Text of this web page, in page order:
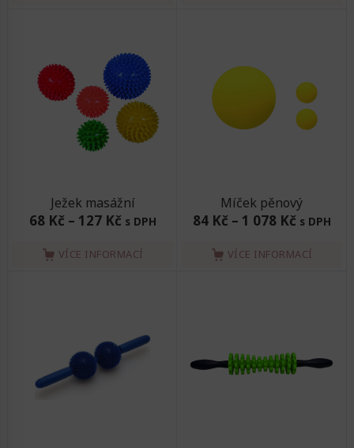
Ježek masážní
68 Kč– 127 Kč s DPH
VÍCE INFORMACÍ
Míček pěnový
84 Kč– 1 078 Kč s DPH
VÍCE INFORMACÍ